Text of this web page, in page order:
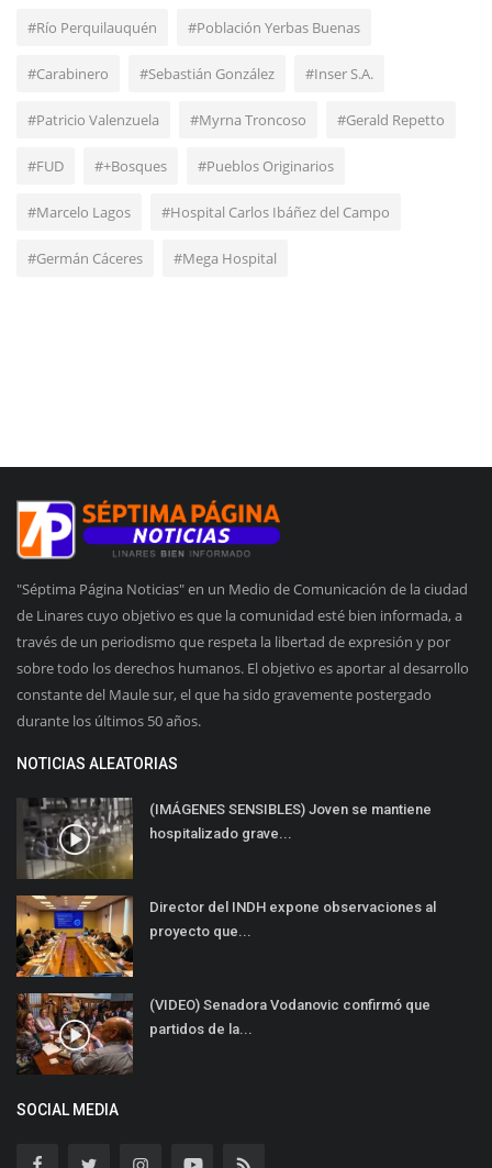
#Río Perquilauquén #Población Yerbas Buenas
#Carabinero #Sebastián González #Inser S.A.
#Patricio Valenzuela #Myrna Troncoso #Gerald Repetto
#FUD #+Bosques #Pueblos Originarios
#Marcelo Lagos #Hospital Carlos Ibáñez del Campo
#Germán Cáceres #Mega Hospital
"Séptima Página Noticias" en un Medio de Comunicación de la ciudad
de Linares cuyo objetivo es que la comunidad esté bien informada, a
través de un periodismo que respeta la libertad de expresión y por
sobre todo los derechos humanos. El objetivo es aportar al desarrollo
constante del Maule sur, el que ha sido gravemente postergado
durante los últimos 50 años.
NOTICIAS ALEATORIAS
(IMÁGENES SENSIBLES) Joven se mantiene
hospitalizado grave...
Director del INDH expone observaciones al
proyecto que...
(VIDEO) Senadora Vodanovic confirmó que
partidos de la...
SOCIAL MEDIA